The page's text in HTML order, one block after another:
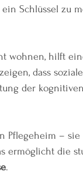
Schlüssel zu
wohnen, hilft
dass
der
Pflegeheim – sie
ermöglicht die
.